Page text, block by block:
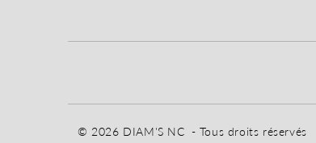
© 2026 DIAM'S NC - Tous droits réservés